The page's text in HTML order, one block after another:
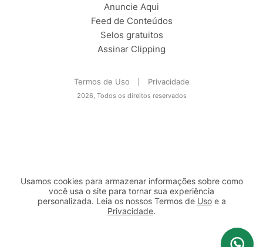
Anuncie Aqui
Feed de Conteúdos
Selos gratuitos
Assinar Clipping
Termos de Uso Privacidade
2026, Todos os direitos reservados
Usamos cookies para armazenar informações sobre como
você usa o site para tornar sua experiência
personalizada. Leia os nossos Termos de Usoe a
Privacidade.